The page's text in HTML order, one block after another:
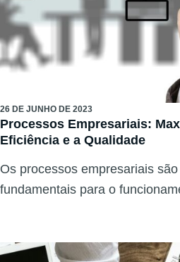
26 DE JUNHO DE 2023
Processos Empresariais:
Eficiência e a Qualidade
Os processos empresariais
fundamentais para o